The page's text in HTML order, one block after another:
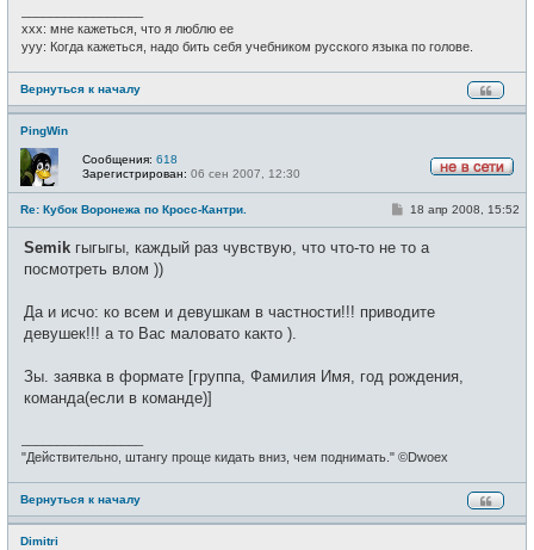
xxx: мне кажеться, что я люблю ее
yyy: Когда кажеться, надо бить себя учебником русского языка по голове.
Вернуться к началу
PingWin
е
в
с
Сообщения: 618
Зарегистрирован: 06 сен 2007, 12:30
Re: Кубок Воронежа по Кросс-Кантри.
С
б
и
е
18 апр 2008, 15:52
Semik гыгыгы, каждый раз чувствую, что что-то не то а
посмотреть влом ))
Да и исчо: ко всем и девушкам в частности!!! приводите
девушек!!! а то Вас маловато както ).
Зы. заявка в формате [группа, Фамилия Имя, год рождения,
команда(если в команде)]
"Действительно, штангу проще кидать вниз, чем поднимать." ©Dwoex
Вернуться к началу
Dimitri